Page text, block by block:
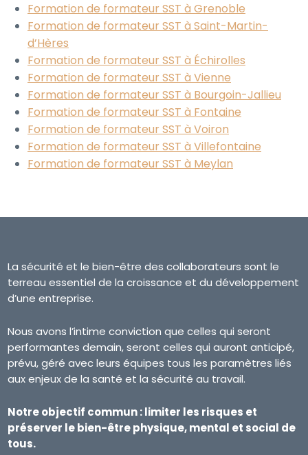
Formation de formateur SST à Grenoble
Formation de formateur SST à Saint-Martin-
d’Hères
Formation de formateur SST à Échirolles
Formation de formateur SST à Vienne
Formation de formateur SST à Bourgoin-Jallieu
Formation de formateur SST à Fontaine
Formation de formateur SST à Voiron
Formation de formateur SST à Villefontaine
Formation de formateur SST à Meylan
La sécurité et le bien-être des collaborateurs sont le
terreau essentiel de la croissance et du développement
d’une entreprise.
Nous avons l’intime conviction que celles qui seront
performantes demain, seront celles qui auront anticipé,
prévu, géré avec leurs équipes tous les paramètres liés
aux enjeux de la santé et la sécurité au travail.
Notre objectif commun : limiter les risques et
préserver le bien-être physique, mental et social de
tous.